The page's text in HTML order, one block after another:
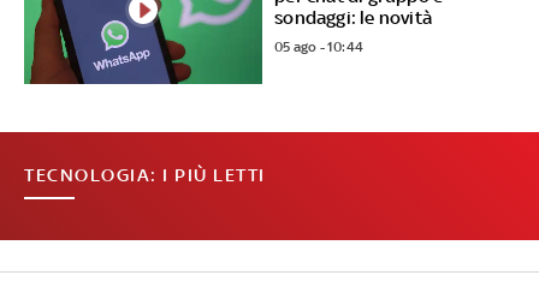
sondaggi: le novità
05 ago - 10:44
TECNOLOGIA: I PIÙ LETTI